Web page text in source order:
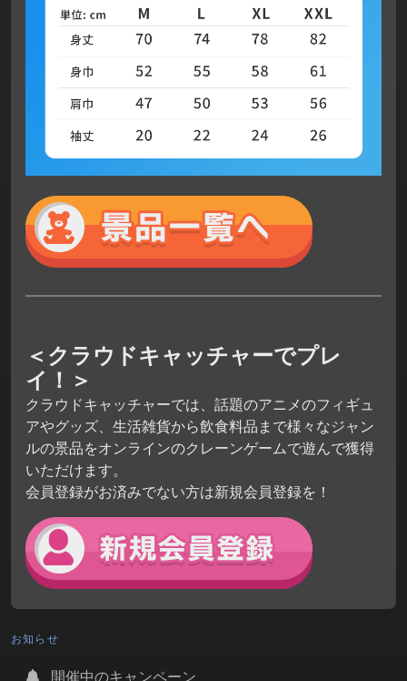
＜クラウドキャッチャーでプレ
イ！＞
クラウドキャッチャーでは、話題のアニメのフィギュ
アやグッズ、生活雑貨から飲食料品まで様々なジャン
ルの景品をオンラインのクレーンゲームで遊んで獲得
いただけます。
会員登録がお済みでない方は新規会員登録を！
お知らせ
開催中のキャンペーン